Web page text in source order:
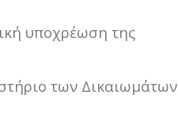
υποχρέωση της
των Δικαιωμάτων